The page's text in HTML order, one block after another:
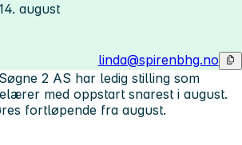
august
linda@spirenbhg.no
2 AS har ledig stilling som
med oppstart snarest i august.
fortløpende fra august.